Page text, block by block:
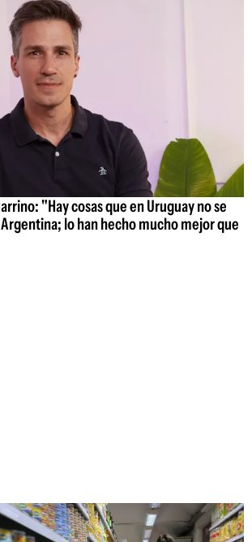
"Hay cosas que en Uruguay no se
lo han hecho mucho mejor que